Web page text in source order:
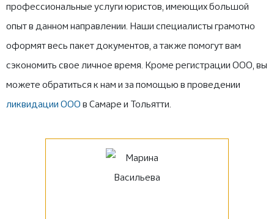
профессиональные услуги юристов, имеющих большой
опыт в данном направлении. Наши специалисты грамотно
оформят весь пакет документов, а также помогут вам
сэкономить свое личное время. Кроме регистрации ООО, вы
можете обратиться к нам и за помощью в проведении
ликвидации ООО в Самаре и Тольятти.